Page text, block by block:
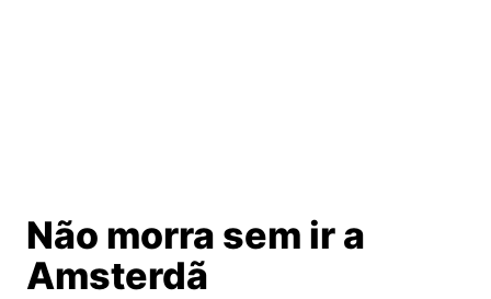
Não morra sem ir a
Amsterdã